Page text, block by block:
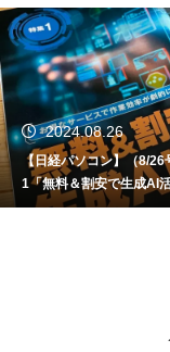
ソコン】（8/26号）特集
割安で生成AI活用」